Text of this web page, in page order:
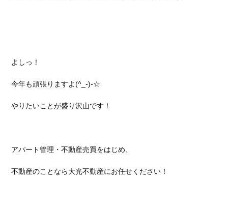
よしっ！
今年も頑張りますよ(^_-)-☆
やりたいことが盛り沢山です！
アパート管理・不動産売買をはじめ、
不動産のことなら大光不動産にお任せください！